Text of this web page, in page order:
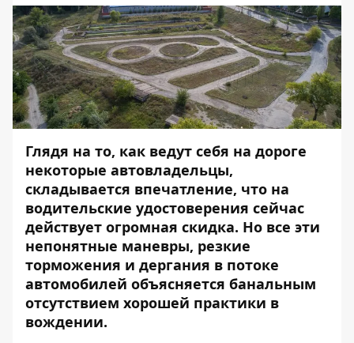
Глядя на то, как ведут себя на дороге
некоторые автовладельцы,
складывается впечатление, что на
водительские удостоверения сейчас
действует огромная скидка. Но все эти
непонятные маневры, резкие
торможения и дергания в потоке
автомобилей объясняется банальным
отсутствием хорошей практики в
вождении.